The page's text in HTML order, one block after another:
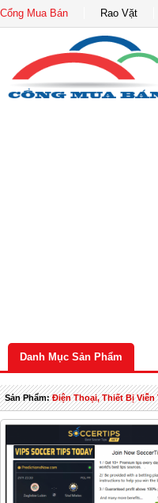
Cổng Mua Bán Rao Vặt
Danh Mục Sản Phẩm
Sản Phẩm:Điện Thoại, Thiết Bị Viễn